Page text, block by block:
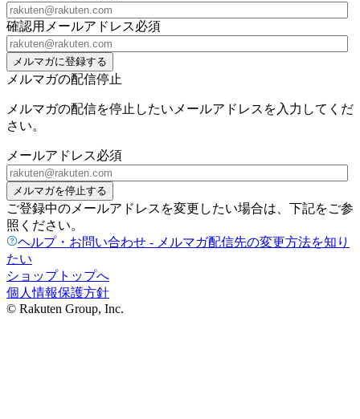
確認用メールアドレス必須
メルマガに登録する
メルマガの配信停止
メルマガの配信を停止したいメールアドレスを入力してくだ
さい。
メールアドレス必須
メルマガを停止する
ご登録中のメールアドレスを変更したい場合は、下記をご参
照ください。
ヘルプ・お問い合わせ - メルマガ配信先の変更方法を知り
たい
ショップトップへ
個人情報保護方針
© Rakuten Group, Inc.